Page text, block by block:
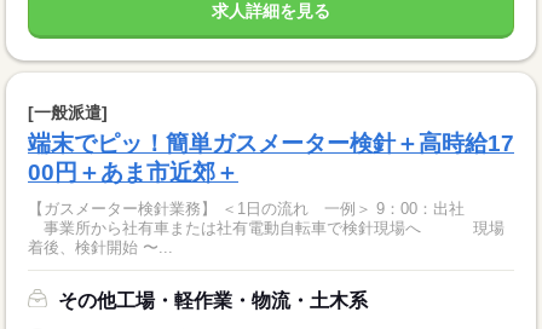
求人詳細を見る
[一般派遣]
端末でピッ！簡単ガスメーター検針＋高時給17
00円＋あま市近郊＋
【ガスメーター検針業務】 ＜1日の流れ 一例＞ 9：00：出社
事業所から社有車または社有電動自転車で検針現場へ 現場
着後、検針開始 〜...
その他工場・軽作業・物流・土木系